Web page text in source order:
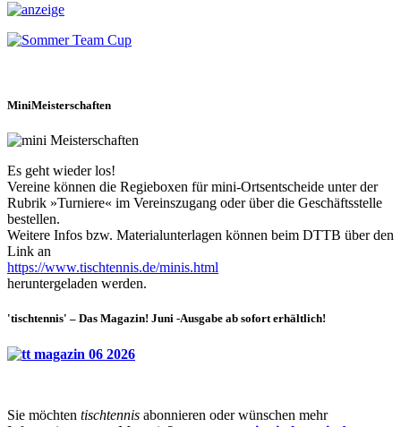
MiniMeisterschaften
Es geht wieder los!
Vereine können die Regieboxen für mini-Ortsentscheide unter der
Rubrik »Turniere« im Vereinszugang oder über die Geschäftsstelle
bestellen.
Weitere Infos bzw. Materialunterlagen können beim DTTB über den
Link an
https://www.tischtennis.de/minis.html
heruntergeladen werden.
'tischtennis' – Das Magazin! Juni -Ausgabe ab sofort erhältlich!
Sie möchten tischtennis abonnieren oder wünschen mehr